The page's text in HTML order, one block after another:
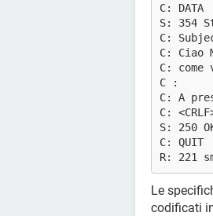
C: DATA
S: 354
C:
C: Ciao
C: come
C :
C: A
C:
S: 250
C: QUIT
R: 221
Le
codificati